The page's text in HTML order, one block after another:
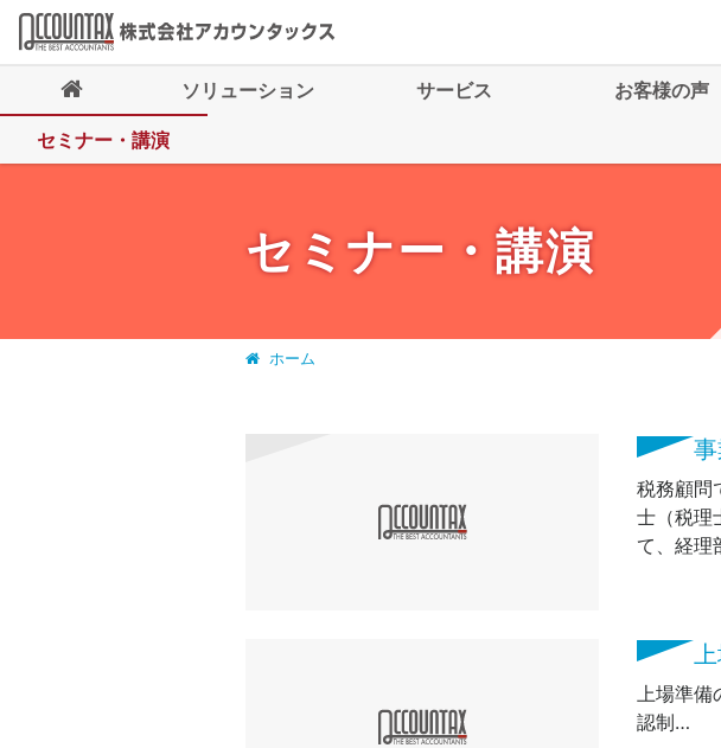
ソリューション サービス お客様の声
セミナー・講演
セミナー・講演
ホーム
税務顧問
士（税理
て、経理
上場準
認制…